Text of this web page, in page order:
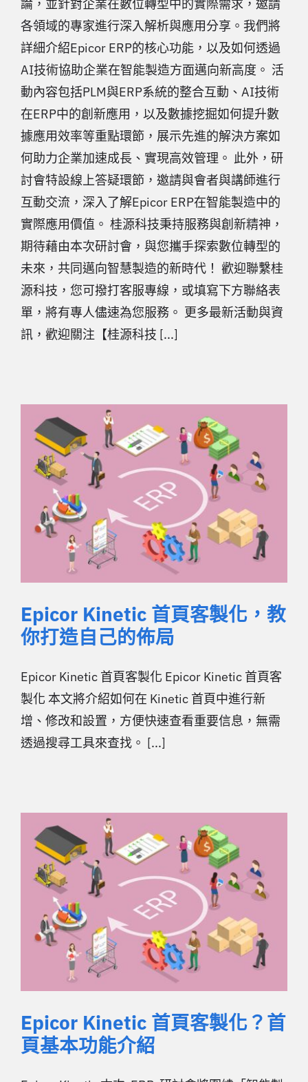
論，並針對企業在數位轉型中的實際需求，邀請
各領域的專家進行深入解析與應用分享。我們將
詳細介紹Epicor ERP的核心功能，以及如何透過
AI技術協助企業在智能製造方面邁向新高度。 活
動內容包括PLM與ERP系統的整合互動、AI技術
在ERP中的創新應用，以及數據挖掘如何提升數
據應用效率等重點環節，展示先進的解決方案如
何助力企業加速成長、實現高效管理。 此外，研
討會特設線上答疑環節，邀請與會者與講師進行
互動交流，深入了解Epicor ERP在智能製造中的
實際應用價值。 桂源科技秉持服務與創新精神，
期待藉由本次研討會，與您攜手探索數位轉型的
未來，共同邁向智慧製造的新時代！ 歡迎聯繫桂
源科技，您可撥打客服專線，或填寫下方聯絡表
單，將有專人儘速為您服務。 更多最新活動與資
訊，歡迎關注【桂源科技 [...]
Epicor Kinetic 首頁客製化，教
你打造自己的佈局
Epicor Kinetic 首頁客製化 Epicor Kinetic 首頁客
製化 本文將介紹如何在 Kinetic 首頁中進行新
增、修改和設置，方便快速查看重要信息，無需
透過搜尋工具來查找。 [...]
Epicor Kinetic 首頁客製化？首
頁基本功能介紹